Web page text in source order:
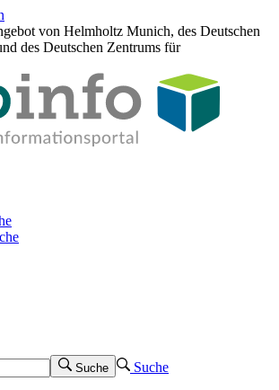
von Helmholtz Munich, des Deutschen
des Deutschen Zentrums für
Suche Suche